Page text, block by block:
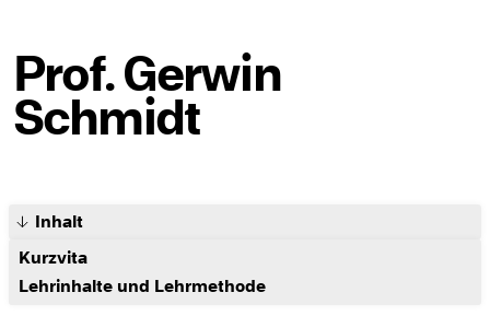
Prof. Gerwin
Schmidt
Inhalt
Kurzvita
Lehrinhalte und Lehrmethode